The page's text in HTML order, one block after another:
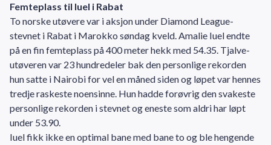
Femteplass til Iuel i Rabat
To norske utøvere var i aksjon under Diamond League-
stevnet i Rabat i Marokko søndag kveld. Amalie Iuel endte
på en fin femteplass på 400 meter hekk med 54.35. Tjalve-
utøveren var 23 hundredeler bak den personlige rekorden
hun satte i Nairobi for vel en måned siden og løpet var hennes
tredje raskeste noensinne. Hun hadde forøvrig den svakeste
personlige rekorden i stevnet og eneste som aldri har løpt
under 53.90.
Iuel fikk ikke en optimal bane med bane to og ble hengende